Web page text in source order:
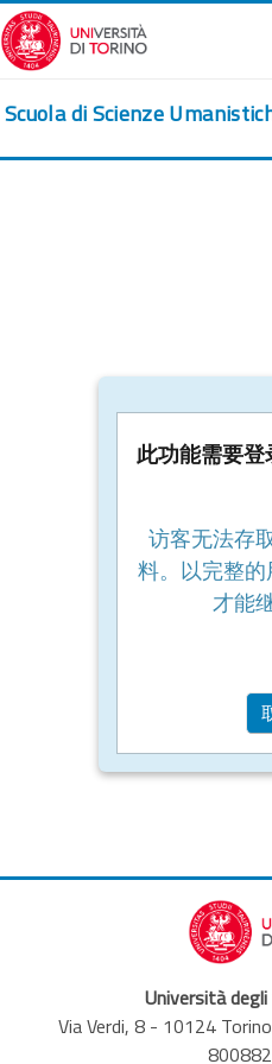
跳到主要内容
Scuola di Scienze
此功能需要登
访客无法存
料。以完整
才能
Università
Via Verdi, 8 - 10124